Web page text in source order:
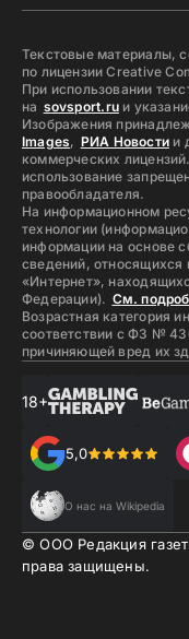
Текстовые материалы,
по лицензии Creative
При использовании
на sovsport.ruи
Изображения
Images, РИА Новости и
коммерческих
использование
правообладателя.
На информационном
технологии
информации на основе
сведений, относящихся
«Интернет»,
Федерации). См.
Возрастная категория
соответствии с ФЗ №
причиняющей вред их
18+
5,0
О нас на Wikipedia
© ООО Редакция
права защищены.